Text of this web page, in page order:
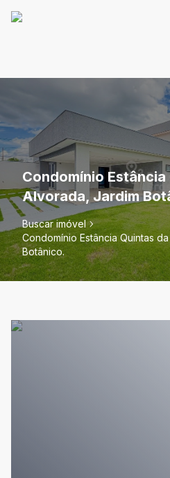
Condomínio
Alvorada, Jardim
Buscar imóvel
Condomínio Estância Quintas
Botânico.